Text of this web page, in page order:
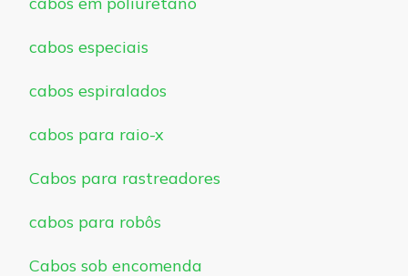
cabos especiais
cabos espiralados
cabos para raio-x
Cabos para rastreadores
cabos para robôs
Cabos sob encomenda